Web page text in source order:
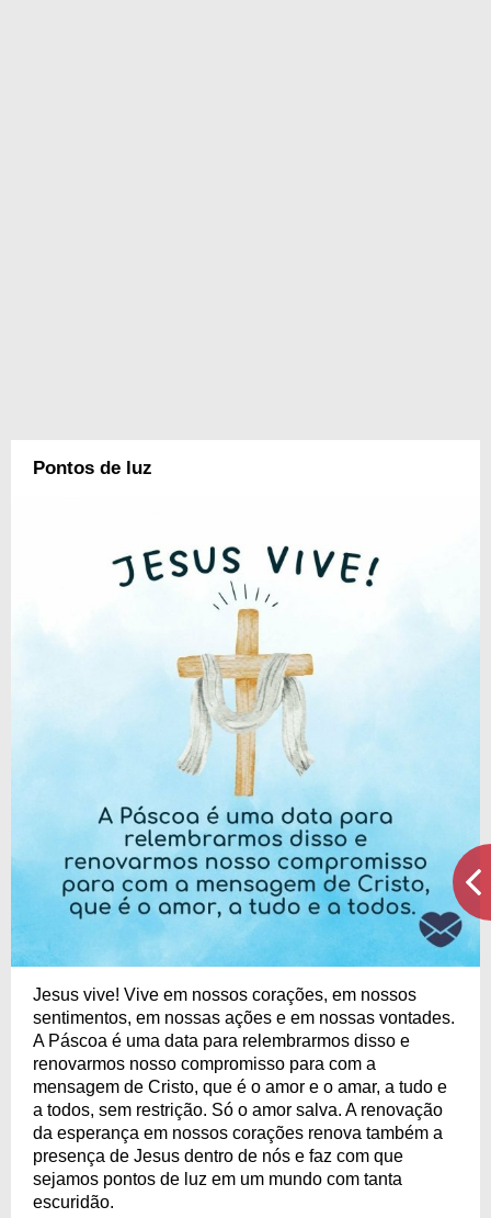
Pontos de luz
Jesus vive! Vive em nossos corações, em nossos
sentimentos, em nossas ações e em nossas vontades.
A Páscoa é uma data para relembrarmos disso e
renovarmos nosso compromisso para com a
mensagem de Cristo, que é o amor e o amar, a tudo e
a todos, sem restrição. Só o amor salva. A renovação
da esperança em nossos corações renova também a
presença de Jesus dentro de nós e faz com que
sejamos pontos de luz em um mundo com tanta
escuridão.